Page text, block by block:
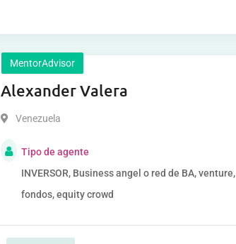
MentorAdvisor
Alexander Valera
Venezuela
Tipo de agente
INVERSOR, Business angel o red de BA, venture,
fondos, equity crowd